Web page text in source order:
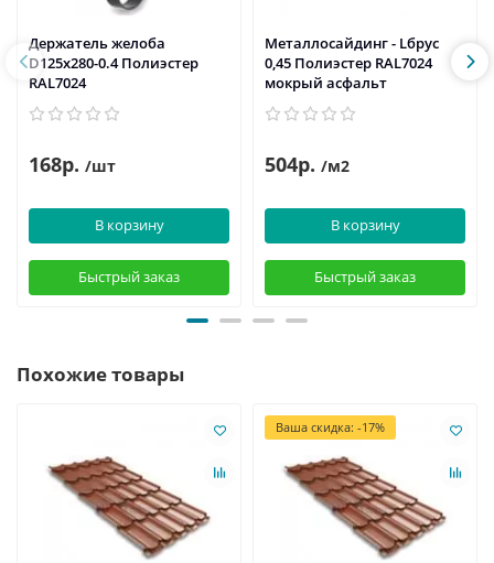
Держатель желоба
D125х280-0.4 Полиэстер
RAL7024
168р. /шт
В корзину
Быстрый заказ
Металлосайдинг - Lбрус
0,45 Полиэстер RAL7024
мокрый асфальт
504р. /м2
В корзину
Быстрый заказ
Похожие товары
Ваша скидка: -17%